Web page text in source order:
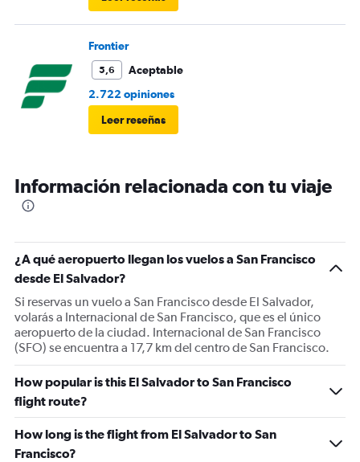
Frontier
5,6
Aceptable
2.722 opiniones
Leer reseñas
Información relacionada con tu viaje
¿A qué aeropuerto llegan los vuelos a San Francisco
desde El Salvador?
Si reservas un vuelo a San Francisco desde El Salvador,
volarás a Internacional de San Francisco, que es el único
aeropuerto de la ciudad. Internacional de San Francisco
(SFO) se encuentra a 17,7 km del centro de San Francisco.
How popular is this El Salvador to San Francisco
flight route?
How long is the flight from El Salvador to San
Francisco?